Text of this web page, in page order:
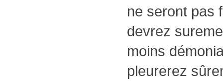
ne seront pas
devrez
moins
pleurerez